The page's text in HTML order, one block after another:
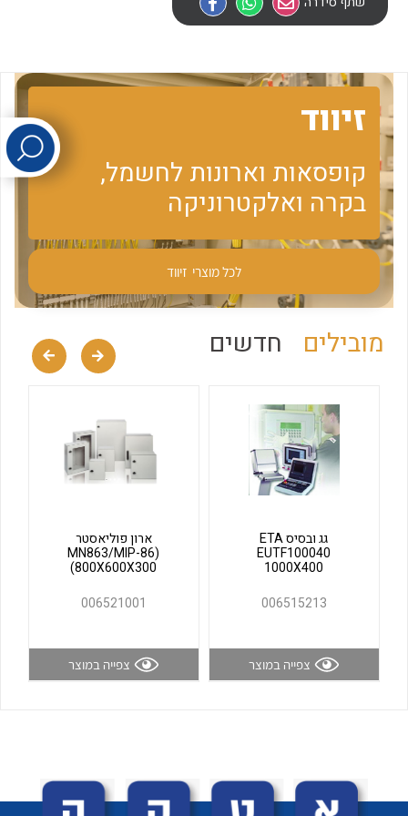
לכל מוצרי היצרן לכל מוצרי היצרן
זיווד
קופסאות וארונות לחשמל,
בקרה ואלקטרוניקה
לכל מוצרי זיווד
מובילים חדשים
גג ובסיס ETA
EUTF100040
1000X400
006515213
צפייה במוצר
ארון פוליאסטר
(MN863/MIP-86
(800X600X300
006521001
צפייה במוצר